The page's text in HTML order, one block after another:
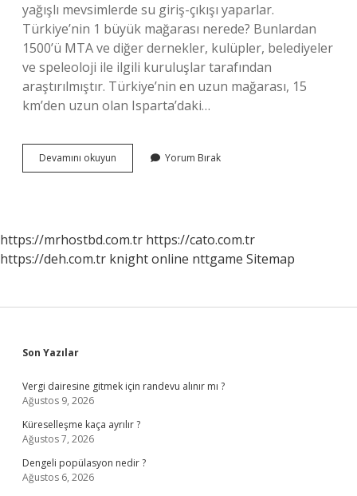
yağışlı mevsimlerde su giriş-çıkışı yaparlar.
Türkiye’nin 1 büyük mağarası nerede? Bunlardan
1500’ü MTA ve diğer dernekler, kulüpler, belediyeler
ve speleoloji ile ilgili kuruluşlar tarafından
araştırılmıştır. Türkiye’nin en uzun mağarası, 15
km’den uzun olan Isparta’daki…
Devamını okuyun
Çok
Yorum Bırak
https://mrhostbd.com.tr https://cato.com.tr
https://deh.com.tr knight online nttgame Sitemap
Sidebar
Son Yazılar
Vergi dairesine gitmek için randevu alınır mı ?
Ağustos 9, 2026
Küreselleşme kaça ayrılır ?
Ağustos 7, 2026
Dengeli popülasyon nedir ?
Ağustos 6, 2026